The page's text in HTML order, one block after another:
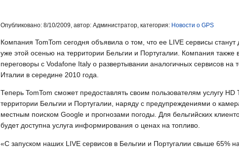
Опубликовано: 8/10/2009, автор: Администратор, категория: Новости о GPS
Компания TomTom сегодня объявила о том, что ее LIVE сервисы станут
уже этой осенью на территории Бельгии и Португалии. Компания также
переговоры с Vodafone Italy о развертывании аналогичных сервисов на
Италии в середине 2010 года.
Теперь TomTom сможет предоставлять своим пользователям услугу HD
территории Бельгии и Португалии, наряду с предупреждениями о
местным поиском Google и прогнозами погоды. Для бельгийских
будет доступна услуга информирования о ценах на топливо.
«С запуском наших LIVE сервисов в Бельгии и Португалии свыше 65%